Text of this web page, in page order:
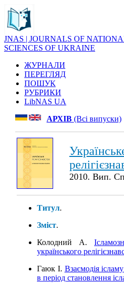
JNAS | JOURNALS OF
SCIENCES OF UKRAINE
ЖУРНАЛИ
ПЕРЕГЛЯД
ПОШУК
РУБРИКИ
LibNAS UA
АРХІВ (Всі випуски)
2010. Вип.
Титул.
Зміст.
Колодний А.
українського
Гаюк І. Взаємодія
в період становлення